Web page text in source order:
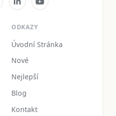
ODKAZY
Úvodní Stránka
Nové
Nejlepší
Blog
Kontakt